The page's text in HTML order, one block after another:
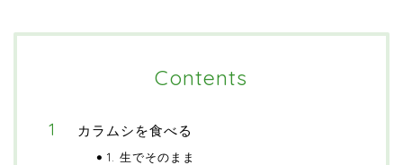
Contents
カラムシを食べる
1. 生でそのまま